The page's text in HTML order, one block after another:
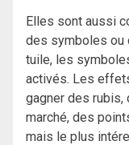
Elles sont aussi
des symboles ou
tuile, les
activés. Les
gagner des
marché, des
mais le plus